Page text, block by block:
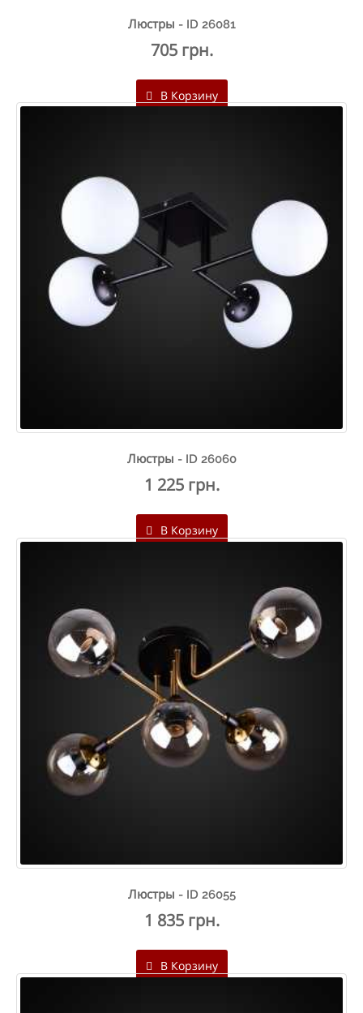
Люстры - ID 26081
705 грн.
В Корзину
Люстры - ID 26060
1 225 грн.
В Корзину
Люстры - ID 26055
1 835 грн.
В Корзину